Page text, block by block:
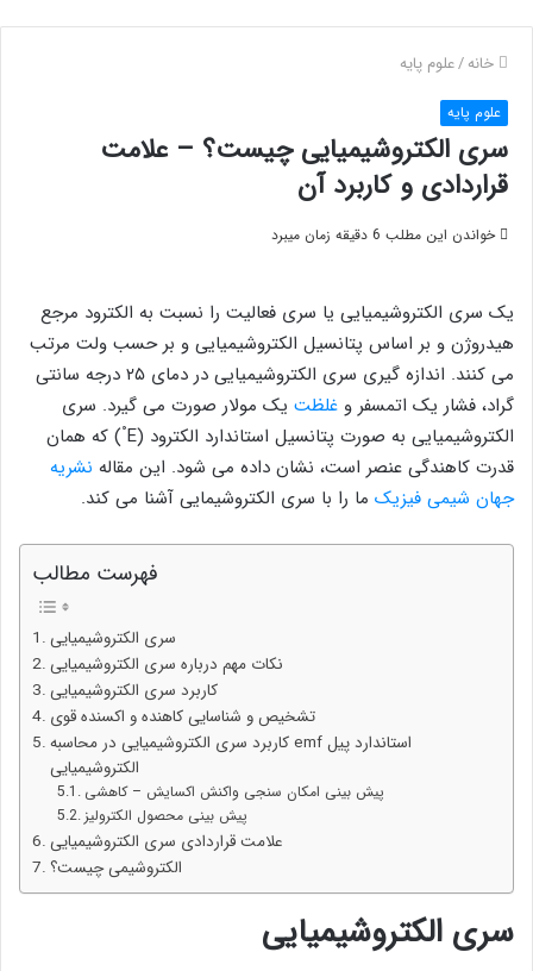
خانه/علوم پایه
علوم پایه
سری الکتروشیمیایی چیست؟ – علامت
قراردادی و کاربرد آن
خواندن این مطلب 6 دقیقه زمان میبرد
یک سری الکتروشیمیایی یا سری فعالیت را نسبت به الکترود مرجع
هیدروژن و بر اساس پتانسیل الکتروشیمیایی و بر حسب ولت مرتب
می کنند. اندازه گیری سری الکتروشیمیایی در دمای ۲۵ درجه سانتی
گراد، فشار یک اتمسفر و غلظت یک مولار صورت می گیرد. سری
الکتروشیمیایی به صورت پتانسیل استاندارد الکترود (E °) که همان
قدرت کاهندگی عنصر است، نشان داده می شود. این مقاله نشریه
جهان شیمی فیزیک ما را با سری الکتروشیمایی آشنا می کند.
فهرست مطالب
سری الکتروشیمیایی
نکات مهم درباره سری الکتروشیمیایی
کاربرد سری الکتروشیمیایی
تشخیص و شناسایی کاهنده و اکسنده قوی
کاربرد سری الکتروشیمیایی در محاسبه emf استاندارد پیل
الکتروشیمیایی
پیش بینی امکان سنجی واکنش اکسایش – کاهشی
پیش بینی محصول الکترولیز
علامت قراردادی سری الکتروشیمیایی
الکتروشیمی چیست؟
سری الکتروشیمیایی